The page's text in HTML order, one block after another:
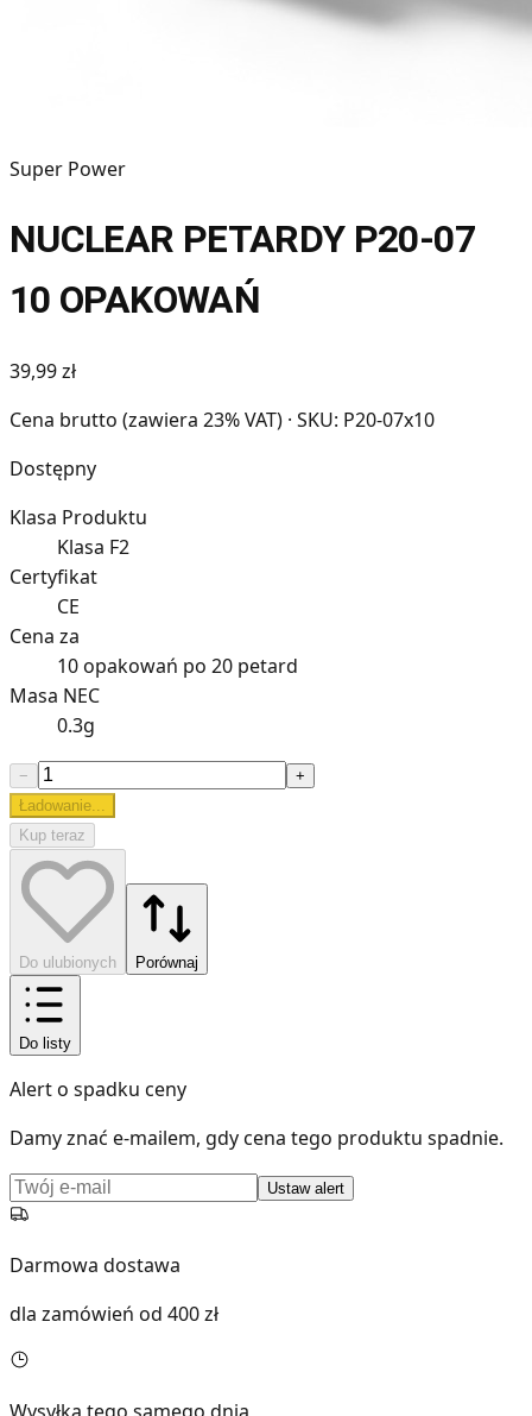
Super Power
NUCLEAR PETARDY P20-07
10 OPAKOWAŃ
39,99 zł
Cena brutto (zawiera 23% VAT) · SKU: P20-07x10
Dostępny
Klasa Produktu
Klasa F2
Certyfikat
CE
Cena za
10 opakowań po 20 petard
Masa NEC
0.3g
−
+
Ładowanie...
Kup teraz
Do ulubionych Porównaj
Do listy
Alert o spadku ceny
Damy znać e-mailem, gdy cena tego produktu spadnie.
Ustaw alert
Darmowa dostawa
dla zamówień od 400 zł